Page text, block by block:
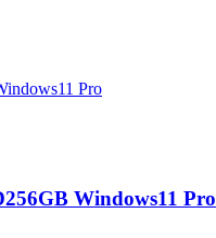
Windows11 Pro